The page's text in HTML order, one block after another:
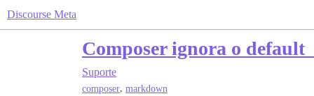
Discourse Meta
Composer ignora o
Suporte
composer, markdown